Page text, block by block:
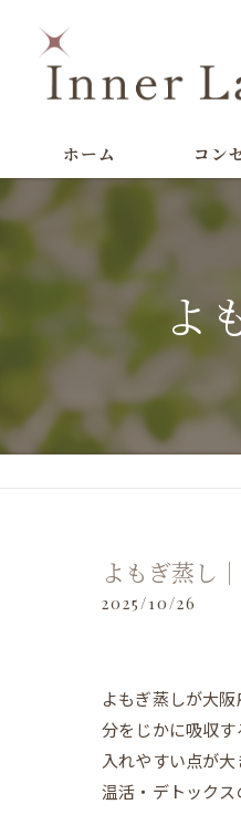
ホーム コン
よ
よもぎ蒸し
2025/10/26
よもぎ蒸しが大
分をじかに吸収
入れやすい点が
温活・デトック